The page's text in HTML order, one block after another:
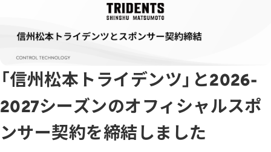
「信州松本トライデンツ」と2026-
2027シーズンのオフィシャルスポ
ンサー契約を締結しました